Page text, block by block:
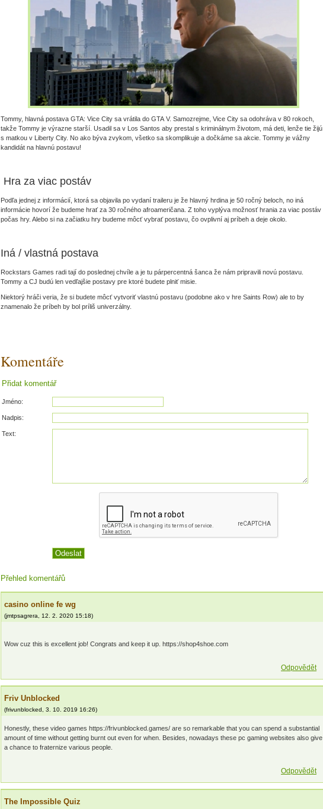
Tommy, hlavná postava GTA: Vice City sa vrátila do GTA V. Samozrejme, Vice City sa odohráva v 80 rokoch,
takže Tommy je výrazne starší. Usadil sa v Los Santos aby prestal s kriminálnym životom, má deti, lenže tie žijú
s matkou v Liberty City. No ako býva zvykom, všetko sa skomplikuje a dočkáme sa akcie. Tommy je vážny
kandidát na hlavnú postavu!
Hra za viac postáv
Podľa jednej z informácií, ktorá sa objavila po vydaní traileru je že hlavný hrdina je 50 ročný beloch, no iná
informácie hovorí že budeme hrať za 30 ročného afroameričana. Z toho vyplýva možnosť hrania za viac postáv
počas hry. Alebo si na začiatku hry budeme môcť vybrať postavu, čo ovplivní aj príbeh a deje okolo.
Iná / vlastná postava
Rockstars Games radi tají do poslednej chvíle a je tu párpercentná šanca že nám pripravili novú postavu.
Tommy a CJ budú len vedľajšie postavy pre ktoré budete plniť misie.
Niektorý hráči veria, že si budete môcť vytvoriť vlastnú postavu (podobne ako v hre Saints Row) ale to by
znamenalo že príbeh by bol príliš univerzálny.
Komentáře
Přidat komentář
Jméno:
Nadpis:
Text:
Přehled komentářů
casino online fe wg
(jmtpsagrera 12. 2. 2020 15:18)
Wow cuz this is excellent job! Congrats and keep it up. https://shop4shoe.com
Odpovědět
Friv Unblocked
(frivunblocked 3. 10. 2019 16:26)
Honestly, these video games https://frivunblocked.games/ are so remarkable that you can spend a substantial
amount of time without getting burnt out even for when. Besides, nowadays these pc gaming websites also give
a chance to fraternize various people.
Odpovědět
The Impossible Quiz